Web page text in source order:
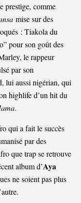
prestige, comme
mise sur des
: Tiakola du
pour son goût des
le rappeur
par son
lui aussi nigérian, qui
highlife d’un hit du
.
qui a fait le succès
par des
que trap se retrouve
album d’Aya
ne soient pas plus